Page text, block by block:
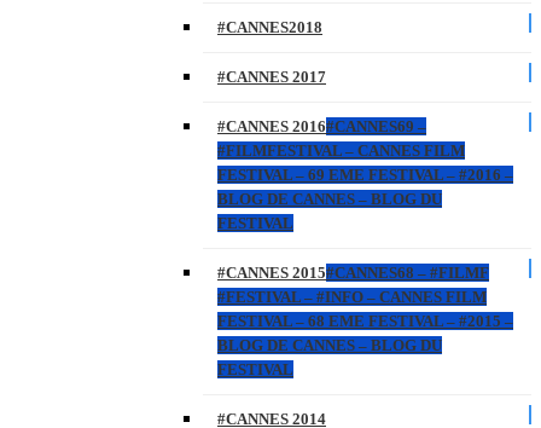
#CANNES2018
#CANNES 2017
#CANNES 2016#CANNES69 –
#FILMFESTIVAL – CANNES FILM
FESTIVAL – 69 EME FESTIVAL – #2016 –
BLOG DE CANNES – BLOG DU
FESTIVAL
#CANNES 2015#CANNES68 – #FILMF
#FESTIVAL – #INFO – CANNES FILM
FESTIVAL – 68 EME FESTIVAL – #2015 –
BLOG DE CANNES – BLOG DU
FESTIVAL
#CANNES 2014